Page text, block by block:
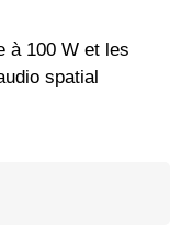
à 100 W et les
spatial